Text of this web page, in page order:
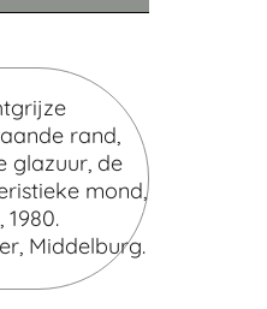
rand,
glazuur, de
mond,
Middelburg.